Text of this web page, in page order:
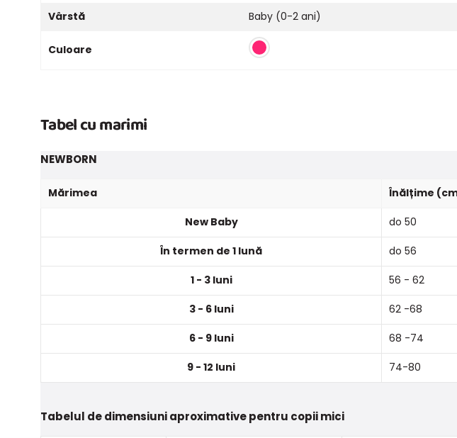
Vârstă
Baby (0-2 ani)
Culoare
Tabel cu marimi
NEWBORN
Mărimea Înălțime
New Baby do 50
În termen de 1 lună do 56
1 - 3 luni 56 - 62
3 - 6 luni 62 -68
6 - 9 luni 68 -74
9 - 12 luni 74-80
Tabelul de dimensiuni aproximative pentru copii mici